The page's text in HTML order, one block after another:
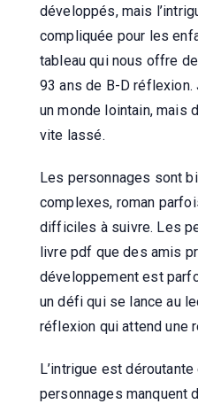
développés, mais
compliquée pour les
tableau qui nous offre
93 ans de B-D réflexion.
un monde lointain, mais
vite lassé.
Les personnages sont
complexes, roman
difficiles à suivre. Les
livre pdf que des amis
développement est
un défi qui se lance au
réflexion qui attend une
L’intrigue est
personnages manquent